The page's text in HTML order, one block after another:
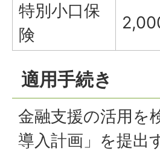
特別小口保
険
適用手続き
金融支援の活用を
導入計画」を提出